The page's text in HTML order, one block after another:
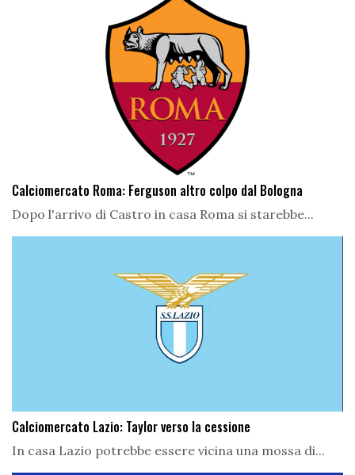
Calciomercato Roma: Ferguson altro colpo dal Bologna
Dopo l'arrivo di Castro in casa Roma si starebbe...
Calciomercato Lazio: Taylor verso la cessione
In casa Lazio potrebbe essere vicina una mossa di...